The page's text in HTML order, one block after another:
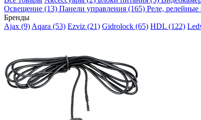
Освещение (13) Панели управления (165) Реле, релейные
Бренды
Ajax (9) Aqara (53) Ezviz (21) Gidrolock (65) HDL (122)